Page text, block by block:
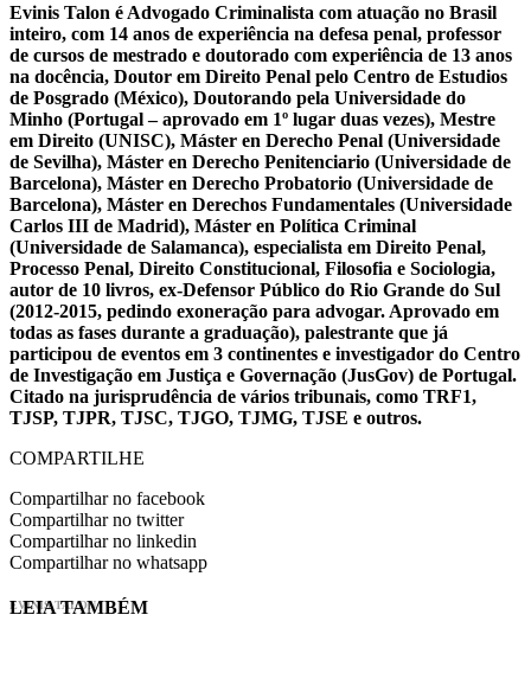
Evinis Talon é Advogado Criminalista com atuação no Brasil
inteiro, com 14 anos de experiência na defesa penal, professor
de cursos de mestrado e doutorado com experiência de 13 anos
na docência, Doutor em Direito Penal pelo Centro de Estudios
de Posgrado (México), Doutorando pela Universidade do
Minho (Portugal – aprovado em 1º lugar duas vezes), Mestre
em Direito (UNISC), Máster en Derecho Penal (Universidade
de Sevilha), Máster en Derecho Penitenciario (Universidade de
Barcelona), Máster en Derecho Probatorio (Universidade de
Barcelona), Máster en Derechos Fundamentales (Universidade
Carlos III de Madrid), Máster en Política Criminal
(Universidade de Salamanca), especialista em Direito Penal,
Processo Penal, Direito Constitucional, Filosofia e Sociologia,
autor de 10 livros, ex-Defensor Público do Rio Grande do Sul
(2012-2015, pedindo exoneração para advogar. Aprovado em
todas as fases durante a graduação), palestrante que já
participou de eventos em 3 continentes e investigador do Centro
de Investigação em Justiça e Governação (JusGov) de Portugal.
Citado na jurisprudência de vários tribunais, como TRF1,
TJSP, TJPR, TJSC, TJGO, TJMG, TJSE e outros.
COMPARTILHE
Compartilhar no facebook
Compartilhar no twitter
Compartilhar no linkedin
Compartilhar no whatsapp
EVINIS TALON
LEIA TAMBÉM